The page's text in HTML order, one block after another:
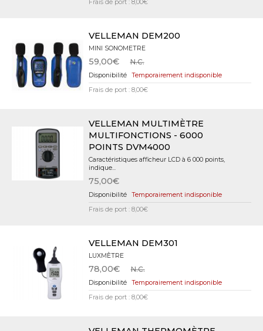
Frais de port : 8,00€
VELLEMAN DEM200
MINI SONOMETRE
59,00€ N.C.
Temporairement indisponible
Frais de port : 8,00€
VELLEMAN MULTIMÈTRE
MULTIFONCTIONS - 6000
POINTS DVM4000
Caractéristiques afficheur LCD à 6 000 points,
indique...
75,00€
Temporairement indisponible
Frais de port : 8,00€
VELLEMAN DEM301
LUXMÈTRE
78,00€ N.C.
Temporairement indisponible
Frais de port : 8,00€